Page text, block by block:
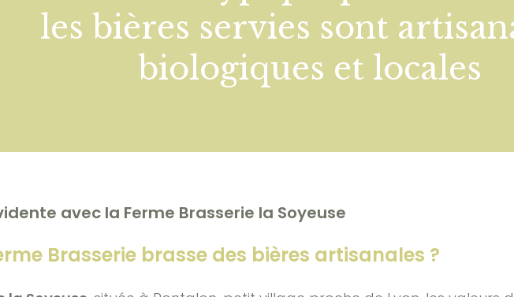
les bières servies sont
biologiques et locales
avec la Ferme Brasserie la Soyeuse
Brasserie brasse des bières artisanales ?